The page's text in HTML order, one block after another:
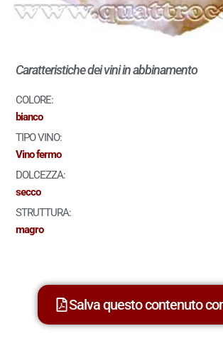
Caratteristiche dei vini in abbinamento
COLORE:
bianco
TIPO VINO:
Vino fermo
DOLCEZZA:
secco
STRUTTURA:
magro
Salva questo contenuto